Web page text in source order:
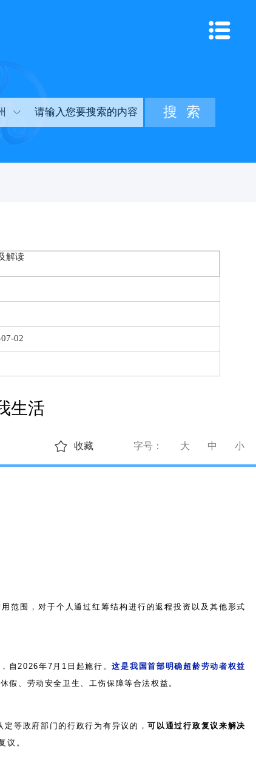
解读
02
生活
字号： 大 中 小
收藏
围，对于个人通过红筹结构进行的返程投资以及其他形式
自2026年7月1日起施行。这是我国首部明确超龄劳动者权益
假、劳动安全卫生、工伤保障等合法权益。
等政府部门的行政行为有异议的，可以通过行政复议来解决
议。